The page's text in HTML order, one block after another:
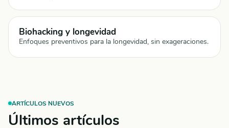
Biohacking y longevidad
Enfoques preventivos para la longevidad, sin exageraciones.
ARTÍCULOS NUEVOS
Últimos artículos